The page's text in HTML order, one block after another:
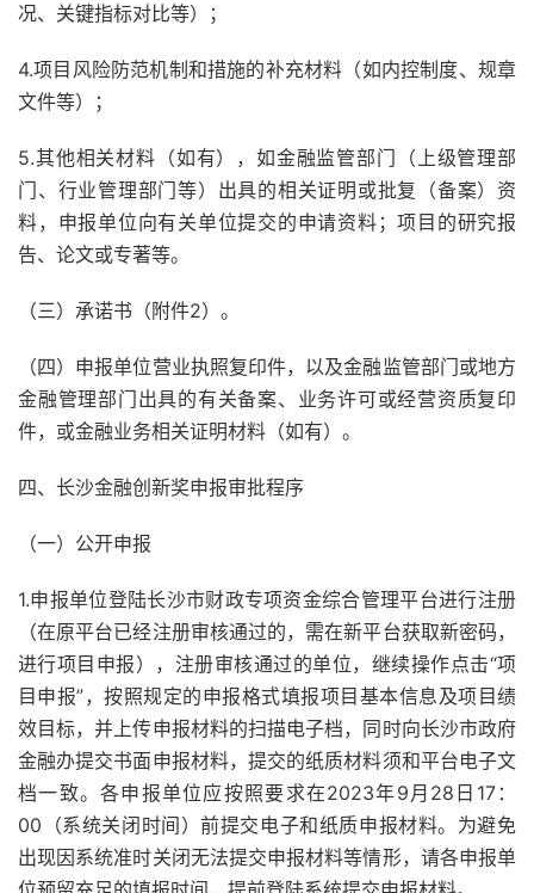
况、关键指标对比等）；
4.项目风险防范机制和措施的补充材料（如内控制度、规章
文件等）；
5.其他相关材料（如有），如金融监管部门（上级管理部
门、行业管理部门等）出具的相关证明或批复（备案）资
料，申报单位向有关单位提交的申请资料；项目的研究报
告、论文或专著等。
（三）承诺书（附件2）。
（四）申报单位营业执照复印件，以及金融监管部门或地方
金融管理部门出具的有关备案、业务许可或经营资质复印
件，或金融业务相关证明材料（如有）。
四、长沙金融创新奖申报审批程序
（一）公开申报
1.申报单位登陆长沙市财政专项资金综合管理平台进行注册
（在原平台已经注册审核通过的，需在新平台获取新密码，
进行项目申报），注册审核通过的单位，继续操作点击“项
目申报”，按照规定的申报格式填报项目基本信息及项目绩
效目标，并上传申报材料的扫描电子档，同时向长沙市政府
金融办提交书面申报材料，提交的纸质材料须和平台电子文
档一致。各申报单位应按照要求在2023年9月28日17：
00（系统关闭时间）前提交电子和纸质申报材料。为避免
出现因系统准时关闭无法提交申报材料等情形，请各申报单